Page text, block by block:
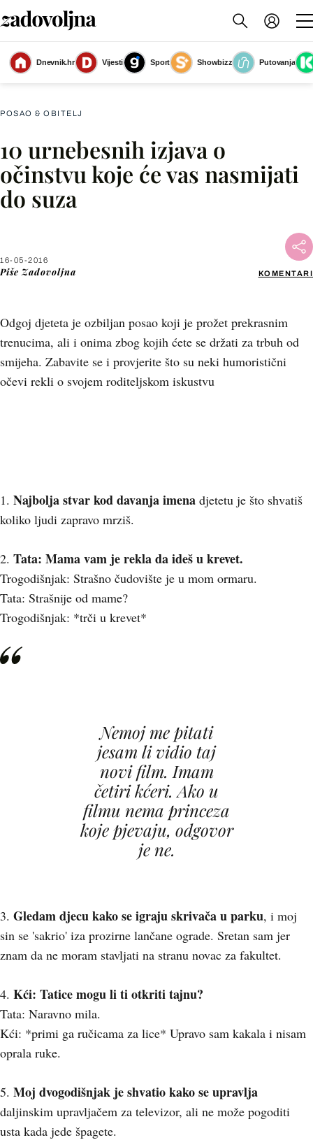
Dnevnik.hr Vijesti Sport Showbizz
Putovanja
Slika nije dostupna
POSAO & OBITELJ
10 urnebesnih izjava o
očinstvu koje će vas nasmijati
do suza
16-05-2016
Piše Zadovoljna KOMENTARI
Odgoj djeteta je ozbiljan posao koji je prožet prekrasnim
trenucima, ali i onima zbog kojih ćete se držati za trbuh od
smijeha. Zabavite se i provjerite što su neki humoristični
očevi rekli o svojem roditeljskom iskustvu
Facebook
1. Najbolja stvar kod davanja imena djetetu je što shvatiš
koliko ljudi zapravo mrziš.
2. Tata: Mama vam je rekla da ideš u krevet.
Trogodišnjak: Strašno čudovište je u mom ormaru.
Tata: Strašnije od mame?
Trogodišnjak: *trči u krevet*
Nemoj me pitati
jesam li vidio taj
novi film. Imam
četiri kćeri. Ako u
filmu nema princeza
koje pjevaju, odgovor
je ne.
3. Gledam djecu kako se igraju skrivača u parku, i moj
sin se 'sakrio' iza prozirne lančane ograde. Sretan sam jer
znam da ne moram stavljati na stranu novac za fakultet.
4. Kći: Tatice mogu li ti otkriti tajnu?
Tata: Naravno mila.
Kći: *primi ga ručicama za lice* Upravo sam kakala i nisam
oprala ruke.
5. Moj dvogodišnjak je shvatio kako se upravlja
daljinskim upravljačem za televizor, ali ne može pogoditi
usta kada jede špagete.